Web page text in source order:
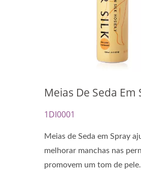
Meias De Seda Em
1DI0001
Meias de Seda em Spray
melhorar manchas nas
promovem um tom de pele